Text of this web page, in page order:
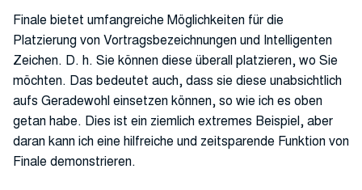
Finale bietet umfangreiche Möglichkeiten für die
Platzierung von Vortragsbezeichnungen und Intelligenten
Zeichen. D. h. Sie können diese überall platzieren, wo Sie
möchten. Das bedeutet auch, dass sie diese unabsichtlich
aufs Geradewohl einsetzen können, so wie ich es oben
getan habe. Dies ist ein ziemlich extremes Beispiel, aber
daran kann ich eine hilfreiche und zeitsparende Funktion von
Finale demonstrieren.